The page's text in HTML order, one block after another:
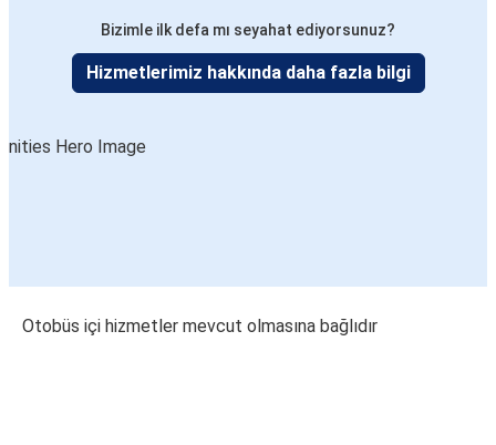
Bizimle ilk defa mı seyahat ediyorsunuz?
Hizmetlerimiz hakkında daha fazla bilgi
Otobüs içi hizmetler mevcut olmasına bağlıdır